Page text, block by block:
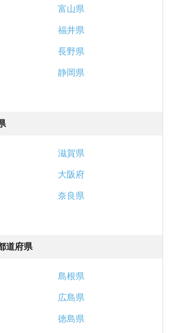
富山県
福井県
長野県
静岡県
滋賀県
大阪府
奈良県
道府県
島根県
広島県
徳島県